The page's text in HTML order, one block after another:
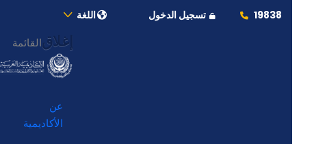
19838 تسجيل الدخول اللغة
إغلاق القائمة
عن
الأكاديمية